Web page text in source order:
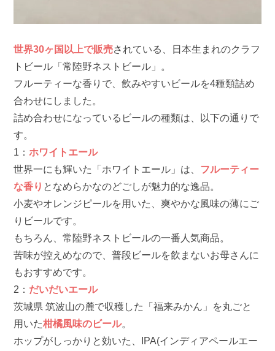
世界30ヶ国以上で販売されている、日本生まれのクラフ
トビール「常陸野ネストビール」。
フルーティーな香りで、飲みやすいビールを4種類詰め
合わせにしました。
詰め合わせになっているビールの種類は、以下の通りで
す。
1：ホワイトエール
世界一にも輝いた「ホワイトエール」は、 フルーティー
な香り となめらかなのどごしが魅力的な逸品。
小麦やオレンジピールを用いた、爽やかな風味の薄にご
りビールです。
もちろん、常陸野ネストビールの一番人気商品。
苦味が控えめなので、普段ビールを飲まないお母さんに
もおすすめです。
2： だいだいエール
茨城県 筑波山の麓で収穫した「福来みかん」を丸ごと
用いた柑橘風味のビール。
ホップがしっかりと効いた、IPA(インディアペールエー